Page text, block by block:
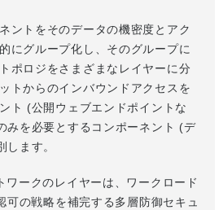
ントをそのデータの機密度とアク
にグループ化し、そのグループに
ポロジをさまざまなレイヤーに分
トからのインバウンドアクセスを
ト (公開ウェブエンドポイントな
みを必要とするコンポーネント (デ
ます。
ワークのレイヤーは、ワークロード
可の戦略を補完する多層防御セキュ